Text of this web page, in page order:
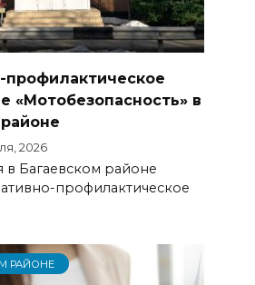
профилактическое
«Мотобезопасность» в
2026
в Багаевском районе
профилактическое
РАЙОНЕ